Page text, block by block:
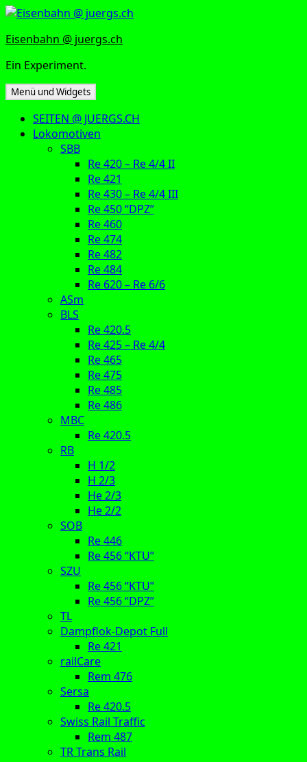
Zum
springen
Eisenbahn @ juergs.ch
Ein Experiment.
Menü und Widgets
SEITEN @ JUERGS.CH
Lokomotiven
SBB
Re 420 – Re 4/4 II
Re 421
Re 430 – Re 4/4 III
Re 450 “DPZ”
Re 460
Re 474
Re 482
Re 484
Re 620 – Re 6/6
ASm
BLS
Re 420.5
Re 425 – Re 4/4
Re 465
Re 475
Re 485
Re 486
MBC
Re 420.5
RB
H 1/2
H 2/3
He 2/3
He 2/2
SOB
Re 446
Re 456 “KTU”
SZU
Re 456 “KTU”
Re 456 “DPZ”
TL
Dampflok-Depot Full
Re 421
railCare
Rem 476
Sersa
Re 420.5
Swiss Rail Traffic
Rem 487
TR Trans Rail